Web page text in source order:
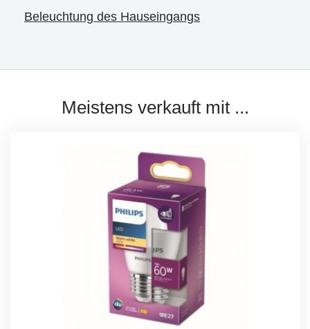
Beleuchtung des Hauseingangs
Meistens verkauft mit ...